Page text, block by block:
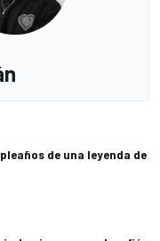
de una leyenda de